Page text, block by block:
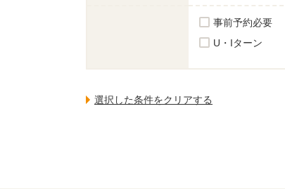
事前予約必要
U・Iターン